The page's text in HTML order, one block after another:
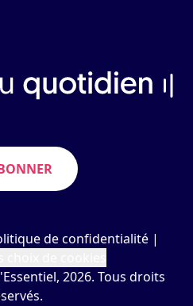
de confidentialité |
2026. Tous droits